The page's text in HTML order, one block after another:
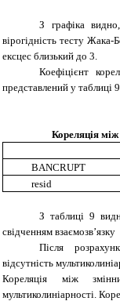
З графіка
вірогідність тесту
ексцес близький до 3.
Коефіцієнт
представлений у таблиці 9.
Кореляція між
BANCRUPT
resid
З таблиці 9
свідченням взаємозв’язку
Після
відсутність
Кореляція між
мультиколиніарності.